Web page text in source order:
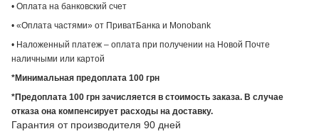
• Оплата на банковский счет
• «Оплата частями» от ПриватБанка и Monobank
• Наложенный платеж – оплата при получении на Новой Почте
наличными или картой
*Минимальная предоплата 100 грн
*Предоплата 100 грн зачисляется в стоимость заказа. В случае
отказа она компенсирует расходы на доставку.
Гарантия от производителя 90 дней